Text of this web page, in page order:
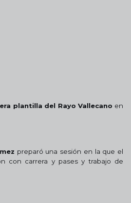
plantilla del Rayo Vallecano en
preparó una sesión en la que el
con carrera y pases y trabajo de